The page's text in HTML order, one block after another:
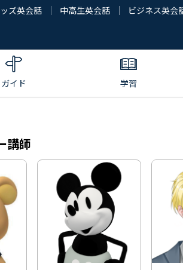
ズ英会話 中高生英会話 ビジネス英会
ガイド 学習
講師